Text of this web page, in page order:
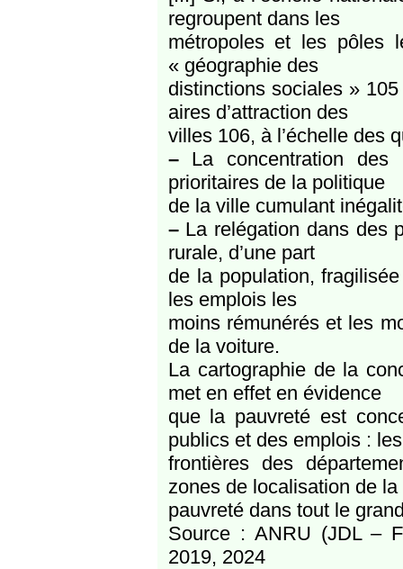
regroupent dans les
métropoles et les pôles
« géographie des
distinctions sociales »
aires d’attraction des
villes 106, à l’échelle des
–La concentration des
prioritaires de la politique
de la ville cumulant
–La relégation dans des
rurale, d’une part
de la population,
les emplois les
moins rémunérés et les
de la voiture.
La cartographie de la
met en effet en évidence
que la pauvreté est
publics et des emplois : les
frontières des
zones de localisation de la
pauvreté dans tout le
Source : ANRU (JDL –
2019, 2024